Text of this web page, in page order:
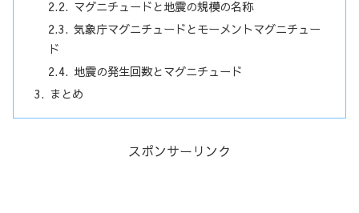
マグニチュードと地震の規模の名称
気象庁マグニチュードとモーメントマグニチュー
ド
地震の発生回数とマグニチュード
まとめ
スポンサーリンク